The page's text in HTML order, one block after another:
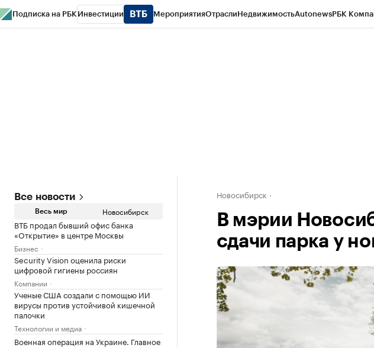
Подписка на РБК Инвестиции МероприятияОтраслиНедвижимостьAutonewsРБК
Все новости
Весь мир Новосибирск
ВТБ продал бывший офис банка
«Открытие» в центре Москвы
Бизнес
Security Vision оценила риски
цифровой гигиены россиян
Компании
Ученые США создали с помощью ИИ
вирусы против устойчивой кишечной
палочки
Технологии и медиа
Военная операция на Украине. Главное
Новосибирск
В мэрии
сдачи парка у